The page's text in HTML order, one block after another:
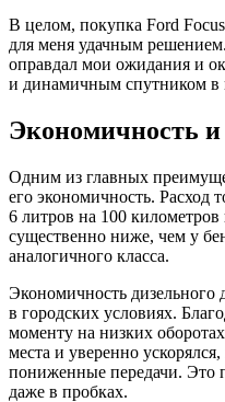
В целом, покупка Ford
для меня удачным
оправдал мои ожидания и
и динамичным спутником в
Экономичность
Одним из главных
его экономичность. Расход
6 литров на 100
существенно ниже, чем у
аналогичного класса.
Экономичность дизельного
в городских условиях.
моменту на низких
места и уверенно
пониженные передачи. Это
даже в пробках.